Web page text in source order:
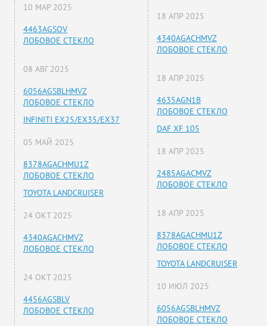
10 МАР 2025
4463AGSOV
ЛОБОВОЕ СТЕКЛО
08 АВГ 2025
6056AGSBLHMVZ
ЛОБОВОЕ СТЕКЛО
INFINITI EX25/EX35/EX37
05 МАЙ 2025
8378AGACHMU1Z
ЛОБОВОЕ СТЕКЛО
TOYOTA LANDCRUISER
24 ОКТ 2025
4340AGACHMVZ
ЛОБОВОЕ СТЕКЛО
24 ОКТ 2025
4456AGSBLV
ЛОБОВОЕ СТЕКЛО
18 АПР 2025
4340AGACHMVZ
ЛОБОВОЕ СТЕКЛО
18 АПР 2025
4635AGN1B
ЛОБОВОЕ СТЕКЛО
DAF XF 105
18 АПР 2025
2485AGACMVZ
ЛОБОВОЕ СТЕКЛО
18 АПР 2025
8378AGACHMU1Z
ЛОБОВОЕ СТЕКЛО
TOYOTA LANDCRUISER
10 ИЮЛ 2025
6056AGSBLHMVZ
ЛОБОВОЕ СТЕКЛО